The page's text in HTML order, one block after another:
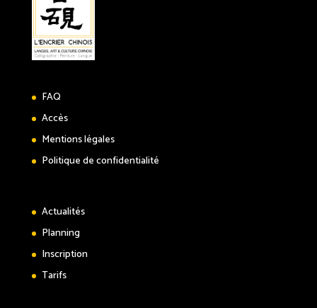
FAQ
Accès
Mentions légales
Politique de confidentialité
Actualités
Planning
Inscription
Tarifs